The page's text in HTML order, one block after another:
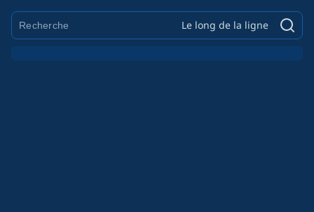
Le long de la ligne